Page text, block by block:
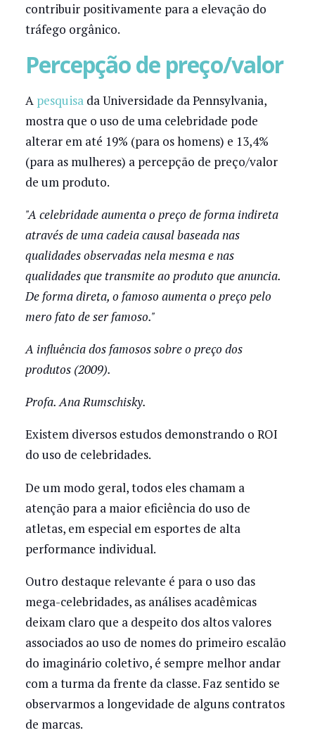
contribuir positivamente para a elevação do
tráfego orgânico.
Percepção de preço/valor
A pesquisada Universidade da Pennsylvania,
mostra que o uso de uma celebridade pode
alterar em até 19% (para os homens) e 13,4%
(para as mulheres) a percepção de preço/valor
de um produto.
"A celebridade aumenta o preço de forma indireta
através de uma cadeia causal baseada nas
qualidades observadas nela mesma e nas
qualidades que transmite ao produto que anuncia.
De forma direta, o famoso aumenta o preço pelo
mero fato de ser famoso."
A influência dos famosos sobre o preço dos
produtos (2009).
Profa. Ana Rumschisky.
Existem diversos estudos demonstrando o ROI
do uso de celebridades.
De um modo geral, todos eles chamam a
atenção para a maior eficiência do uso de
atletas, em especial em esportes de alta
performance individual.
Outro destaque relevante é para o uso das
mega-celebridades, as análises acadêmicas
deixam claro que a despeito dos altos valores
associados ao uso de nomes do primeiro escalão
do imaginário coletivo, é sempre melhor andar
com a turma da frente da classe. Faz sentido se
observarmos a longevidade de alguns contratos
de marcas.